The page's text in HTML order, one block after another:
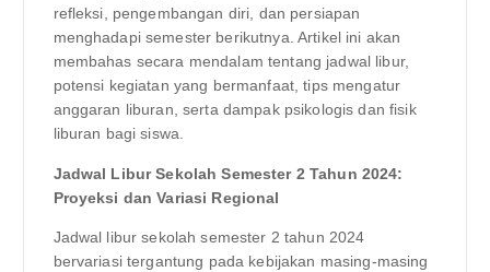
refleksi, pengembangan diri, dan persiapan
menghadapi semester berikutnya. Artikel ini akan
membahas secara mendalam tentang jadwal libur,
potensi kegiatan yang bermanfaat, tips mengatur
anggaran liburan, serta dampak psikologis dan fisik
liburan bagi siswa.
Jadwal Libur Sekolah Semester 2 Tahun 2024:
Proyeksi dan Variasi Regional
Jadwal libur sekolah semester 2 tahun 2024
bervariasi tergantung pada kebijakan masing-masing